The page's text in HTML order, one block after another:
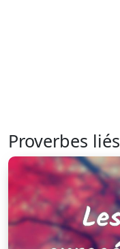
Proverbes liés